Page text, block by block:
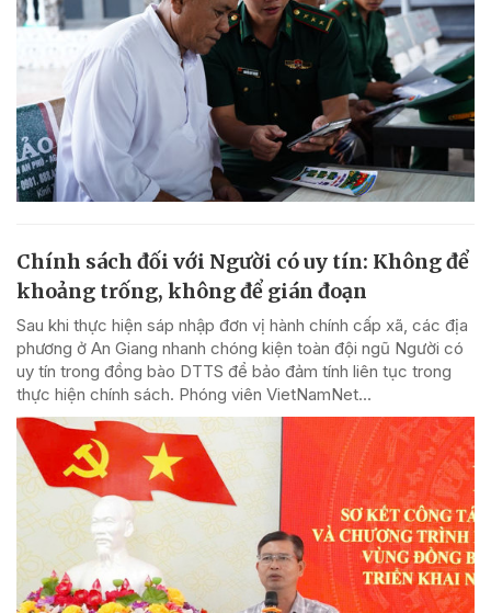
Chính sách đối với Người có uy tín: Không để
khoảng trống, không để gián đoạn
Sau khi thực hiện sáp nhập đơn vị hành chính cấp xã, các địa
phương ở An Giang nhanh chóng kiện toàn đội ngũ Người có
uy tín trong đồng bào DTTS để bảo đảm tính liên tục trong
thực hiện chính sách. Phóng viên VietNamNet...